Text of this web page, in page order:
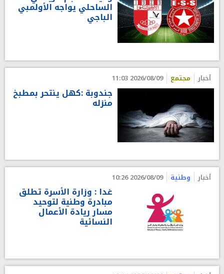
الساحلي يواجه الأولمبي
الباجي
أخبار مجتمع 2026/08/09 11:03
جندوبة :كهل ينتحر بمطبخ
منزله
أخبار وطنية 2026/08/09 10:26
غدا : وزارة الأسرة تطلق
مبادرة وطنية لتوحيد
مسار ريادة الأعمال
النسائية